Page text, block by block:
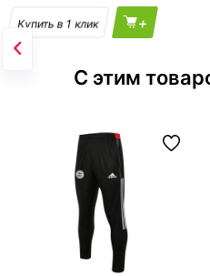
+
С этим